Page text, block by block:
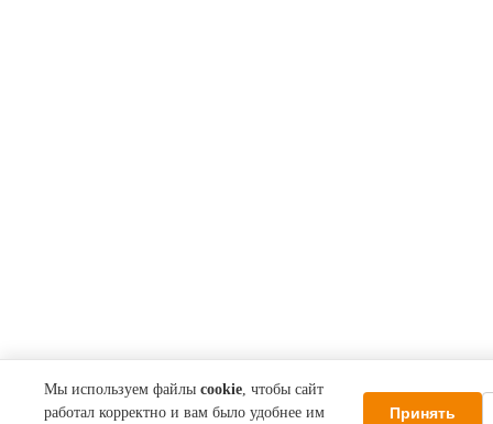
Мы используем файлы cookie, чтобы сайт
работал корректно и вам было удобнее им
Принять